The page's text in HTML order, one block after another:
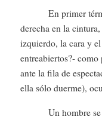
En primer
derecha en la
izquierdo, la cara y
entreabiertos?-
ante la fila de
ella sólo duerme),
Un hombre